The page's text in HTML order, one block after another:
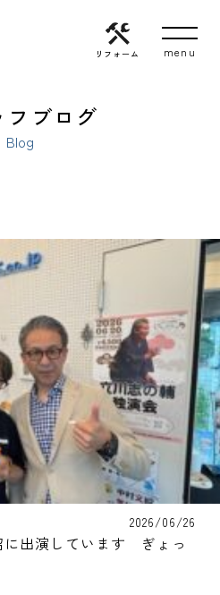
リフォーム
フブログ
Blog
2026/06/26
出演しています ぎょっ